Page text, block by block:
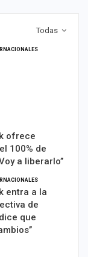
Todas
ofrece
100% de
a liberarlo’’
entra a la
de
que